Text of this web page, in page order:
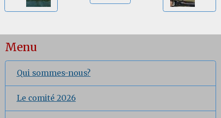
Menu
Qui sommes-nous?
Le comité 2026